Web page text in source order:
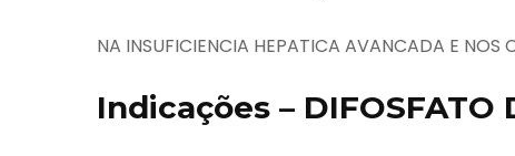
NA INSUFICIENCIA HEPATICA AVANCADA E NOS
Indicações – DIFOSFATO